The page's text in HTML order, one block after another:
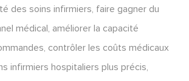
des soins infirmiers, faire gagner du
médical, améliorer la capacité
contrôler les coûts médicaux
infirmiers hospitaliers plus précis,